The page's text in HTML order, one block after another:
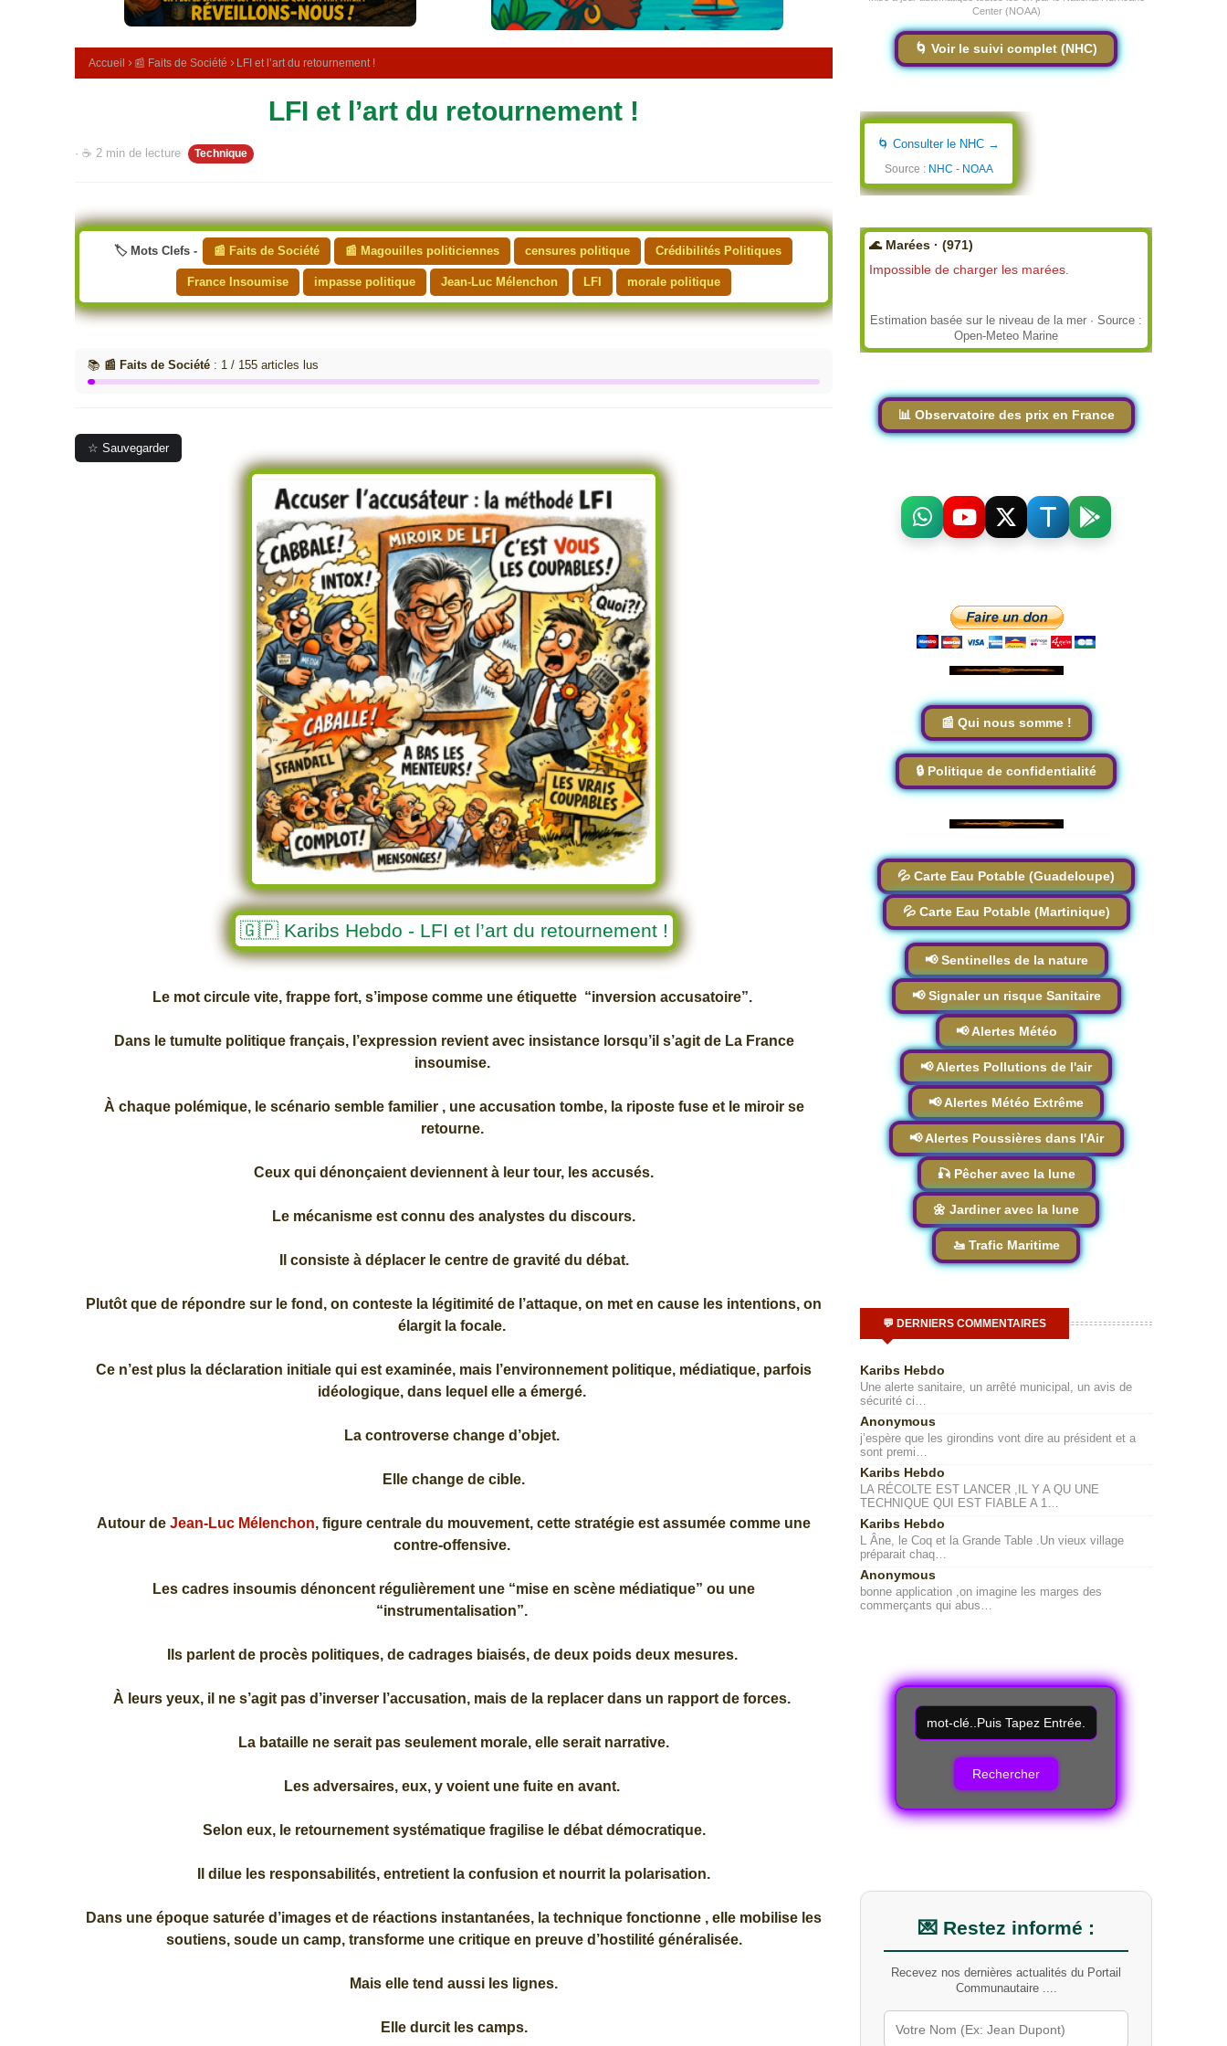
i
l
s
i
Accueil 📰 Faits de Société LFI et l’art du retournement !
LFI et l’art du retournement !
· ☕ 2 min de lecture Technique
🏷️ Mots Clefs - 📰 Faits de Société 📰 Magouilles politiciennes censures politique Crédibilités Politiques
France Insoumise impasse politique Jean-Luc Mélenchon LFI morale politique
📚 📰 Faits de Société : 1 / 155 articles lus
☆ Sauvegarder
🇬🇵 Karibs Hebdo - LFI et l’art du retournement !
Le mot circule vite, frappe fort, s’impose comme une étiquette “inversion accusatoire”.
Dans le tumulte politique français, l’expression revient avec insistance lorsqu’il s’agit de La France
insoumise.
À chaque polémique, le scénario semble familier , une accusation tombe, la riposte fuse et le miroir se
retourne.
Ceux qui dénonçaient deviennent à leur tour, les accusés.
Le mécanisme est connu des analystes du discours.
Il consiste à déplacer le centre de gravité du débat.
Plutôt que de répondre sur le fond, on conteste la légitimité de l’attaque, on met en cause les intentions, on
élargit la focale.
Ce n’est plus la déclaration initiale qui est examinée, mais l’environnement politique, médiatique, parfois
idéologique, dans lequel elle a émergé.
La controverse change d’objet.
Elle change de cible.
Autour de Jean-Luc Mélenchon, figure centrale du mouvement, cette stratégie est assumée comme une
contre-offensive.
Les cadres insoumis dénoncent régulièrement une “mise en scène médiatique” ou une
“instrumentalisation”.
Ils parlent de procès politiques, de cadrages biaisés, de deux poids deux mesures.
À leurs yeux, il ne s’agit pas d’inverser l’accusation, mais de la replacer dans un rapport de forces.
La bataille ne serait pas seulement morale, elle serait narrative.
Les adversaires, eux, y voient une fuite en avant.
Selon eux, le retournement systématique fragilise le débat démocratique.
Il dilue les responsabilités, entretient la confusion et nourrit la polarisation.
Dans une époque saturée d’images et de réactions instantanées, la technique fonctionne , elle mobilise les
soutiens, soude un camp, transforme une critique en preuve d’hostilité généralisée.
Mais elle tend aussi les lignes.
Elle durcit les camps.
Center (NOAA)
🌀 Voir le suivi complet (NHC)
🌀 Consulter le NHC →
Source : NHC - NOAA
🌊 Marées · (971)
Impossible de charger les marées.
Estimation basée sur le niveau de la mer · Source :
Open-Meteo Marine
📊 Observatoire des prix en France
📰 Qui nous somme !
🔒 Politique de confidentialité
💦 Carte Eau Potable (Guadeloupe)
💦 Carte Eau Potable (Martinique)
📢 Sentinelles de la nature
📢 Signaler un risque Sanitaire
📢 Alertes Météo
📢 Alertes Pollutions de l'air
📢 Alertes Météo Extrême
📢 Alertes Poussières dans l'Air
🎣 Pêcher avec la lune
🌼 Jardiner avec la lune
🚤 Trafic Maritime
💬 DERNIERS COMMENTAIRES
Karibs Hebdo
Une alerte sanitaire, un arrêté municipal, un avis de
sécurité ci…
Anonymous
j’espère que les girondins vont dire au président et a
sont premi…
Karibs Hebdo
LA RÉCOLTE EST LANCER ,IL Y A QU UNE
TECHNIQUE QUI EST FIABLE A 1…
Karibs Hebdo
L Âne, le Coq et la Grande Table .Un vieux village
préparait chaq…
Anonymous
bonne application ,on imagine les marges des
commerçants qui abus…
R
e
c
m
o
t
-
l
é
💌 Restez informé :
Recevez nos dernières actualités du Portail
Communautaire ....